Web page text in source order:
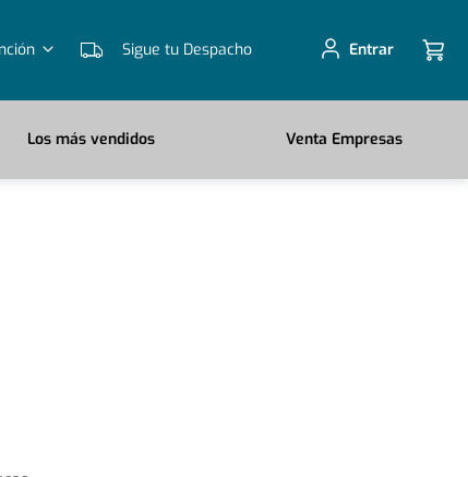
Sigue tu Despacho Entrar
Los más vendidos Venta Empresas